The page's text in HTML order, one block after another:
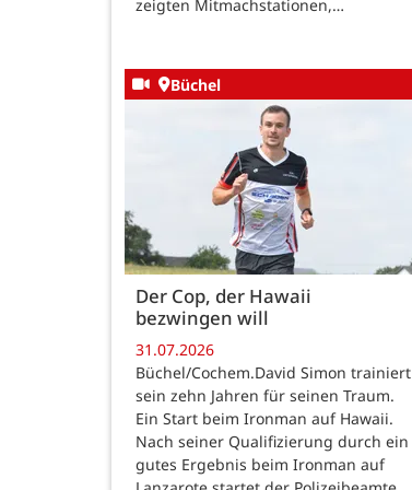
zeigten Mitmachstationen,…
Büchel
Der Cop, der Hawaii
bezwingen will
31.07.2026
Büchel/Cochem.David Simon trainiert
sein zehn Jahren für seinen Traum.
Ein Start beim Ironman auf Hawaii.
Nach seiner Qualifizierung durch ein
gutes Ergebnis beim Ironman auf